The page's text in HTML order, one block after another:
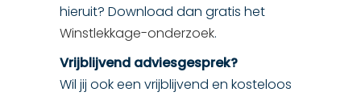
hieruit? Download dan gratis het
Winstlekkage-onderzoek.
Vrijblijvend adviesgesprek?
Wil jij ook een vrijblijvend en kosteloos